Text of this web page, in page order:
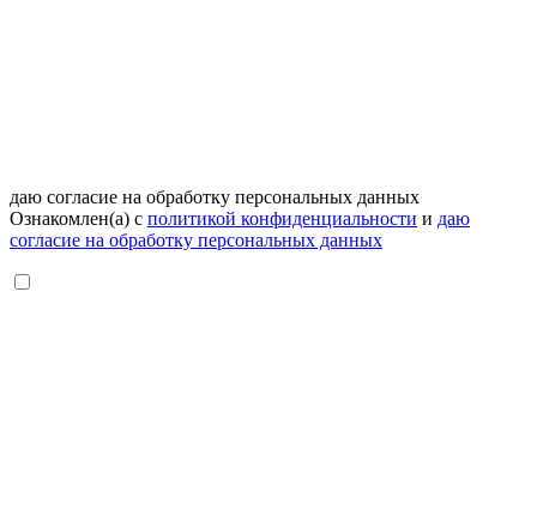
даю согласие на обработку персональных данных
Ознакомлен(а) с политикой конфиденциальности и даю
согласие на обработку персональных данных